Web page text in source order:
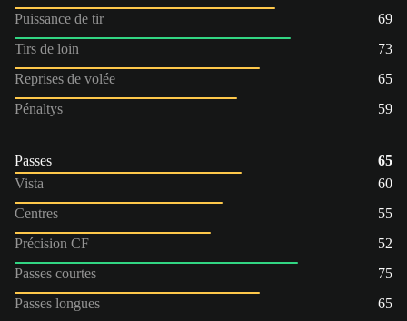
Puissance de tir
69
Tirs de loin
73
Reprises de volée
65
Pénaltys
59
Passes
65
Vista
60
Centres
55
Précision CF
52
Passes courtes
75
Passes longues
65